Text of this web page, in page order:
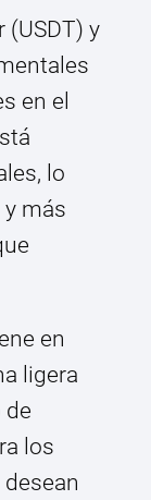
(USDT) y
en el
lo
más
en
ligera
de
los